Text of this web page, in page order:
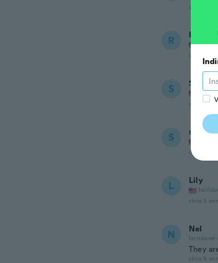
circa 5
R Robbye
circa 5
S Sandra
circa 5
S stephie
circa 5
L Lily
circa 5
N Nel
Iscrizione
They
circa 5